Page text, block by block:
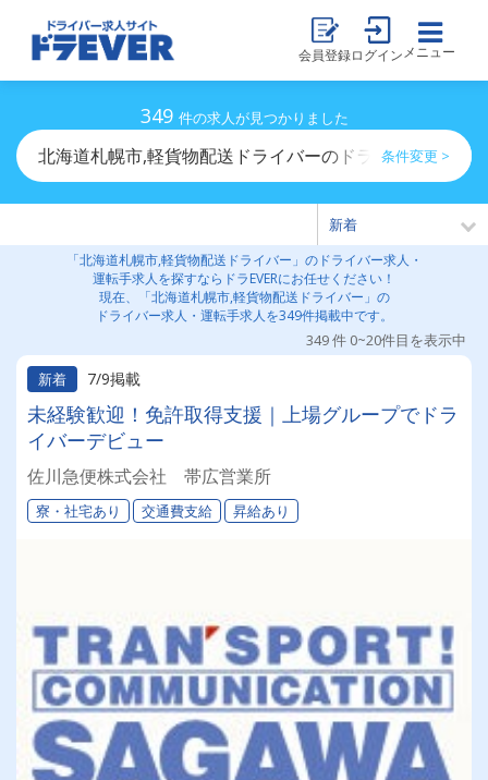
会員登録ログイン メニュー
349 件の求人が見つかりました
北海道札幌市,軽貨物配送ドライバーのドライバー求人・
条件変更 >
「北海道札幌市,軽貨物配送ドライバー」のドライバー求人・
運転手求人を探すならドラEVERにお任せください！
現在、「北海道札幌市,軽貨物配送ドライバー」の
ドライバー求人・運転手求人を349件掲載中です。
349 件 0~20件目を表示中
新着
7/9掲載
未経験歓迎！免許取得支援｜上場グループでドラ
イバーデビュー
佐川急便株式会社 帯広営業所
寮・社宅あり 交通費支給 昇給あり